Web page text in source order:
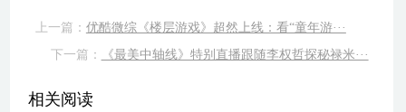
上一篇： 优酷微综《楼层游戏》超然上线：看“童年游···
下一篇：
《最美中轴线》特别直播跟随李权哲探秘禄米···
相关阅读